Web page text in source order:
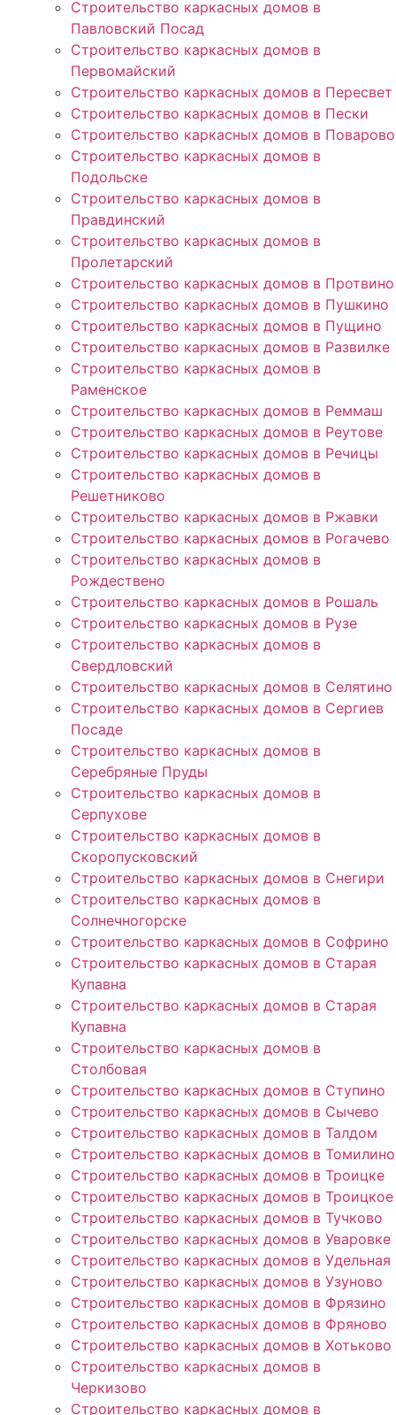
Строительство каркасных домов в
Павловский Посад
Строительство каркасных домов в
Первомайский
Строительство каркасных домов в Пересвет
Строительство каркасных домов в Пески
Строительство каркасных домов в Поварово
Строительство каркасных домов в
Подольске
Строительство каркасных домов в
Правдинский
Строительство каркасных домов в
Пролетарский
Строительство каркасных домов в Протвино
Строительство каркасных домов в Пушкино
Строительство каркасных домов в Пущино
Строительство каркасных домов в Развилке
Строительство каркасных домов в
Раменское
Строительство каркасных домов в Реммаш
Строительство каркасных домов в Реутове
Строительство каркасных домов в Речицы
Строительство каркасных домов в
Решетниково
Строительство каркасных домов в Ржавки
Строительство каркасных домов в Рогачево
Строительство каркасных домов в
Рождествено
Строительство каркасных домов в Рошаль
Строительство каркасных домов в Рузе
Строительство каркасных домов в
Свердловский
Строительство каркасных домов в Селятино
Строительство каркасных домов в Сергиев
Посаде
Строительство каркасных домов в
Серебряные Пруды
Строительство каркасных домов в
Серпухове
Строительство каркасных домов в
Скоропусковский
Строительство каркасных домов в Снегири
Строительство каркасных домов в
Солнечногорске
Строительство каркасных домов в Софрино
Строительство каркасных домов в Старая
Купавна
Строительство каркасных домов в Старая
Купавна
Строительство каркасных домов в
Столбовая
Строительство каркасных домов в Ступино
Строительство каркасных домов в Сычево
Строительство каркасных домов в Талдом
Строительство каркасных домов в Томилино
Строительство каркасных домов в Троицке
Строительство каркасных домов в Троицкое
Строительство каркасных домов в Тучково
Строительство каркасных домов в Уваровке
Строительство каркасных домов в Удельная
Строительство каркасных домов в Узуново
Строительство каркасных домов в Фрязино
Строительство каркасных домов в Фряново
Строительство каркасных домов в Хотьково
Строительство каркасных домов в
Черкизово
Строительство каркасных домов в